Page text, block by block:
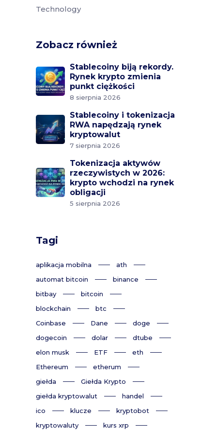
Technology
Zobacz również
Stablecoiny biją rekordy.
Rynek krypto zmienia
punkt ciężkości
8 sierpnia 2026
Stablecoiny i tokenizacja
RWA napędzają rynek
kryptowalut
7 sierpnia 2026
Tokenizacja aktywów
rzeczywistych w 2026:
krypto wchodzi na rynek
obligacji
5 sierpnia 2026
Tagi
aplikacja mobilna
ath
automat bitcoin
binance
bitbay
bitcoin
blockchain
btc
Coinbase
Dane
doge
dogecoin
dolar
dtube
elon musk
ETF
eth
Ethereum
etherum
giełda
Giełda Krypto
giełda kryptowalut
handel
ico
klucze
kryptobot
kryptowaluty
kurs xrp